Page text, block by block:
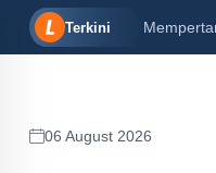
Terkini
06 August 2026